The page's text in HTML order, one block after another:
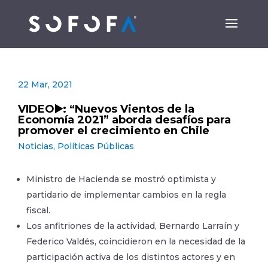
22 Mar, 2021
VIDEO▶️: “Nuevos Vientos de la
Economía 2021” aborda desafíos para
promover el crecimiento en Chile
Noticias, Políticas Públicas
Ministro de Hacienda se mostró optimista y
partidario de implementar cambios en la regla
fiscal.
Los anfitriones de la actividad, Bernardo Larraín y
Federico Valdés, coincidieron en la necesidad de la
participación activa de los distintos actores y en